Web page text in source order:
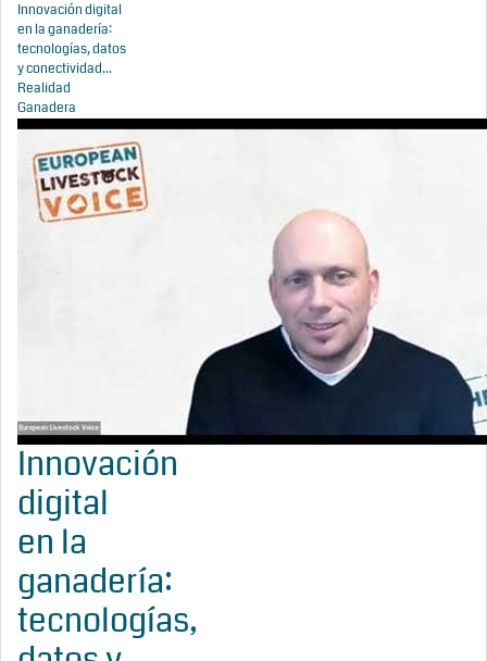
Innovación digital
en la ganadería:
tecnologías, datos
y conectividad...
Realidad
Ganadera
Innovación
digital
en la
ganadería:
tecnologías,